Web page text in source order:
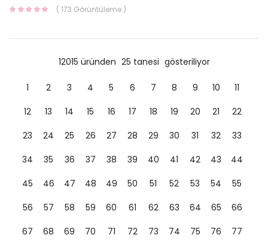
( 173 Görüntüleme )
12015 üründen 25 tanesi gösteriliyor
1 2 3 4 5 6 7 8 9 10
11
12
13 14 15 16 17 18 19 20 21
22
23
24 25 26 27 28 29 30 31 32
33
34
35 36 37 38 39 40 41 42 43
44
45
46 47 48 49 50 51 52 53 54
55
56
57 58 59 60 61 62 63 64 65
66
67
68 69 70 71 72 73 74 75 76
77